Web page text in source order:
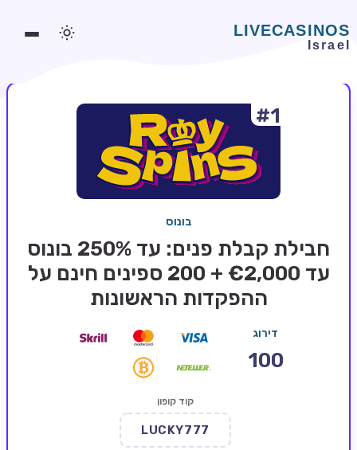
משחקים אונליין
משחקים חינמיים
בלאקג'ק אונליין
בונוסים בקזינו אונליין
#1
בונוס
חבילת קבלת פנים: עד 250% בונוס
עד €2,000 + 200 ספינים חינם על
ההפקדות הראשונות
דירוג
100
קוד קופון
LUCKY777